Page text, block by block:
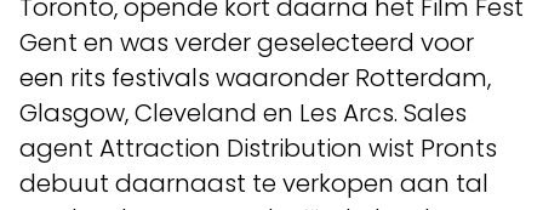
Toronto, opende kort daarna het Film Fest
Gent en was verder geselecteerd voor
een rits festivals waaronder Rotterdam,
Glasgow, Cleveland en Les Arcs. Sales
agent Attraction Distribution wist Pronts
debuut daarnaast te verkopen aan tal